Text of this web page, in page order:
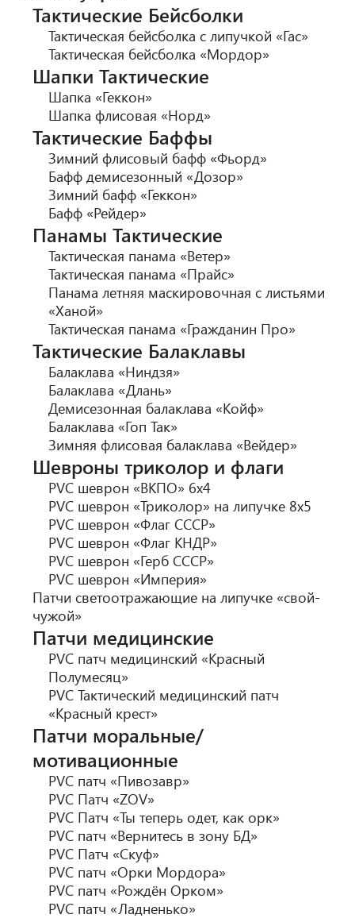
Тактические Бейсболки
Тактическая бейсболка с липучкой «Гас»
Тактическая бейсболка «Мордор»
Шапки Тактические
Шапка «Геккон»
Шапка флисовая «Норд»
Тактические Баффы
Зимний флисовый бафф «Фьорд»
Бафф демисезонный «Дозор»
Зимний бафф «Геккон»
Бафф «Рейдер»
Панамы Тактические
Тактическая панама «Ветер»
Тактическая панама «Прайс»
Панама летняя маскировочная с листьями
«Ханой»
Тактическая панама «Гражданин Про»
Тактические Балаклавы
Балаклава «Ниндзя»
Балаклава «Длань»
Демисезонная балаклава «Койф»
Балаклава «Гоп Так»
Зимняя флисовая балаклава «Вейдер»
Шевроны триколор и флаги
PVC шеврон «ВКПО» 6х4
PVC шеврон «Триколор» на липучке 8х5
PVC шеврон «Флаг СССР»
PVC шеврон «Флаг КНДР»
PVC шеврон «Герб СССР»
PVC шеврон «Империя»
Патчи светоотражающие на липучке «свой-
чужой»
Патчи медицинские
PVC патч медицинский «Красный
Полумесяц»
PVC Тактический медицинский патч
«Красный крест»
Патчи моральные/
мотивационные
PVC патч «Пивозавр»
PVC Патч «ZOV»
PVC Патч «Ты теперь одет, как орк»
PVC патч «Вернитесь в зону БД»
PVC Патч «Скуф»
PVC патч «Орки Мордора»
PVC патч «Рождён Орком»
PVC патч «Ладненько»